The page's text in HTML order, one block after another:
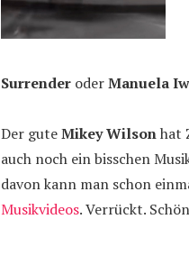
Surrender oderManuela
Der guteMikey Wilsonhat
auch noch ein bisschen
davon kann man schon
Musikvideos. Verrückt.